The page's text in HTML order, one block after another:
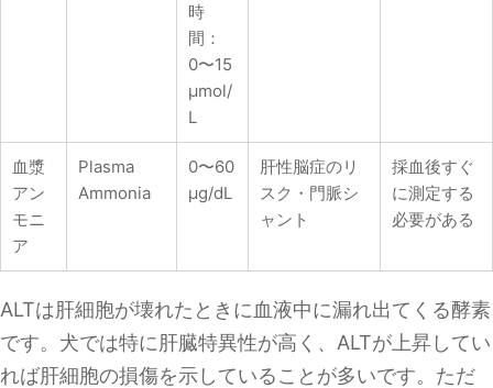
時
間：
0〜15
μmol/
L
血漿
アン
モニ
ア
Plasma
Ammonia
0〜60
μg/dL
肝性脳症のリ
スク・門脈シ
ャント
採血後すぐ
に測定する
必要がある
ALTは肝細胞が壊れたときに血液中に漏れ出てくる酵素
です。犬では特に肝臓特異性が高く、ALTが上昇してい
れば肝細胞の損傷を示していることが多いです。ただ